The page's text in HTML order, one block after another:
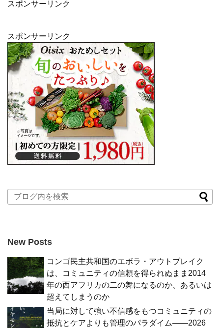
スポンサーリンク
スポンサーリンク
New Posts
コンゴ民主共和国のエボラ・アウトブレイク
は、コミュニティの信頼を得られぬまま2014
年の西アフリカの二の舞になるのか、あるいは
超えてしまうのか
当局に対して強い不信感をもつコミュニティの
抵抗とケアよりも管理のパラダイム――2026